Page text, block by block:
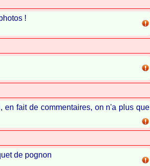
!
en fait de commentaires, on n'a plus que
de pognon